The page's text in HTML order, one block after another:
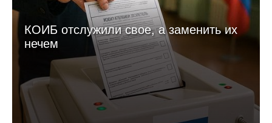
КОИБ отслужили свое, а заменить их
нечем